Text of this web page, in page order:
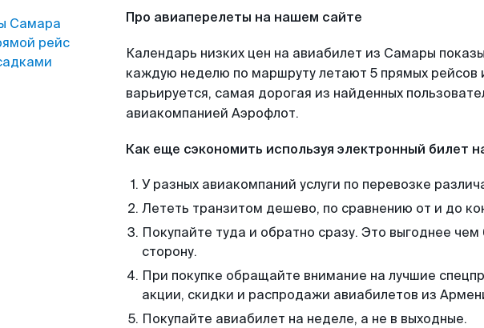
Самара
рейс
Про авиаперелеты на нашем сайте
Календарь низких цен на авиабилет из Самары
каждую неделю по маршруту летают 5 прямых рейсов
варьируется, самая дорогая из найденных
авиакомпанией Аэрофлот.
Как еще сэкономить используя электронный билет
У разных авиакомпаний услуги по перевозке
Лететь транзитом дешево, по сравнению от и до
Покупайте туда и обратно сразу. Это выгоднее
сторону.
При покупке обращайте внимание на лучшие
акции, скидки и распродажи авиабилетов из
Покупайте авиабилет на неделе, а не в выходные.